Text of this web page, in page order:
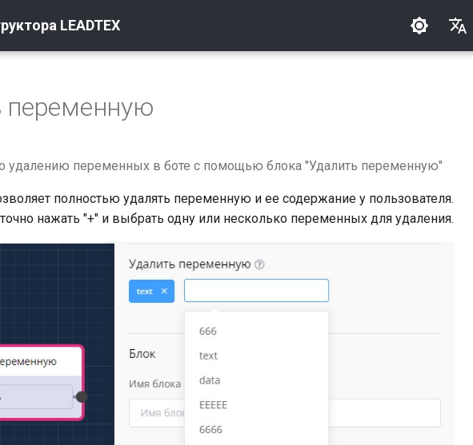
LEADTEX
переменную
удалению переменных в боте с помощью блока "Удалить переменную"
полностью удалять переменную и ее содержание у пользователя.
нажать "+" и выбрать одну или несколько переменных для удаления.